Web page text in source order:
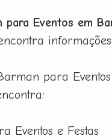
para Eventos em
para
Eventos e Festas